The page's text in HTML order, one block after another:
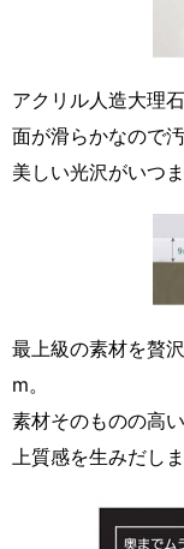
アクリル人造大理
面が滑らかなので
美しい光沢がいつ
最上級の素材を贅
m。
素材そのものの高
上質感を生みだしま